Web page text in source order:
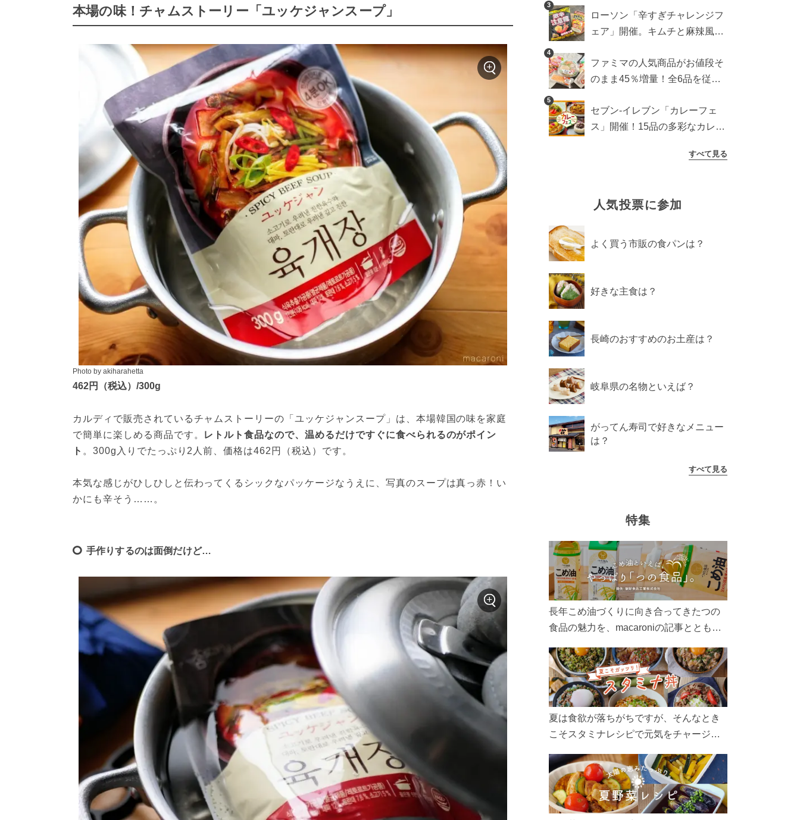
本場の味！チャムストーリー「ユッケジャンスープ」
Photo by akiharahetta
462円（税込）/300g
カルディで販売されているチャムストーリーの「ユッケジャンスープ」は、本場韓国の味を家庭
で簡単に楽しめる商品です。 レトルト食品なので、温めるだけですぐに食べられるのがポイン
ト 。300g入りでたっぷり2人前、価格は462円（税込）です。
本気な感じがひしひしと伝わってくるシックなパッケージなうえに、写真のスープは真っ赤！い
かにも辛そう……。
手作りするのは面倒だけど…
まで果肉ごろごろ！
3
ローソン「辛すぎチャレンジフ
ェア」開催。キムチと麻辣風の
4
ファミマの人気商品がお値段そ
のまま45％増量！全6品を従来
5
セブン‐イレブン「カレーフェ
ス」開催！15品の多彩なカレー
すべて見る
人気投票に参加
よく買う市販の食パンは？
好きな主食は？
長崎のおすすめのお土産は？
岐阜県の名物といえば？
がってん寿司で好きなメニュー
は？
すべて見る
特集
長年こめ油づくりに向き合ってきたつの
食品の魅力を、macaroniの記事とともに
ん、製造現場や品質へのこだわりまで。
こめ油をもっと好きになるコンテンツを
ぜひお楽しみください。
夏は食欲が落ちがちですが、そんなとき
こそスタミナレシピで元気をチャージ！
リ食べて、夏バテを吹き飛ばしましょ
う！